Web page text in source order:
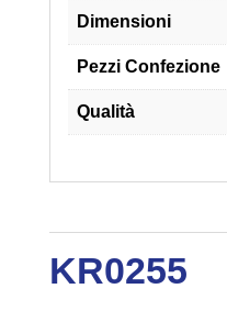
Dimensioni
Pezzi Confezione
Qualità
KR0255